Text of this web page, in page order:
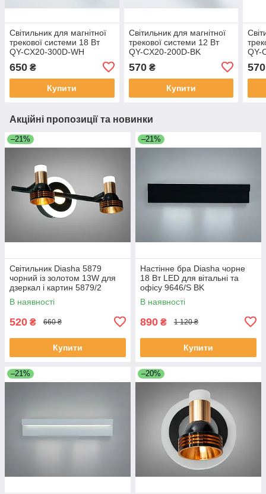
Світильник для магнітної
трекової системи 18 Вт
QY-CX20-300D-WH
650 ₴
Купити
Світильник для магнітної
трекової системи 12 Вт
QY-CX20-200D-BK
570₴
Купити
QY-
570
Акційні пропозиції та новинки
–21%
Світильник Diasha 5879
чорний із золотом 13W для
дзеркал і картин 5879/2
В наявності
520 ₴ 660 ₴
Купити
–21%
Настінне бра Diasha чорне
18 Вт LED для вітальні та
офісу 9646/S BK
В наявності
890 ₴ 1 120 ₴
Купити
–21% –20%